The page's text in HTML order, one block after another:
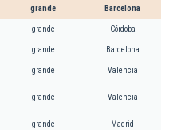
grande Barcelona
grande Córdoba
grande Barcelona
grande Valencia
grande Valencia
grande Madrid